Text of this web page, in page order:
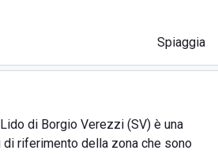
Spiaggia
di Borgio Verezzi (SV) è una
riferimento della zona che sono